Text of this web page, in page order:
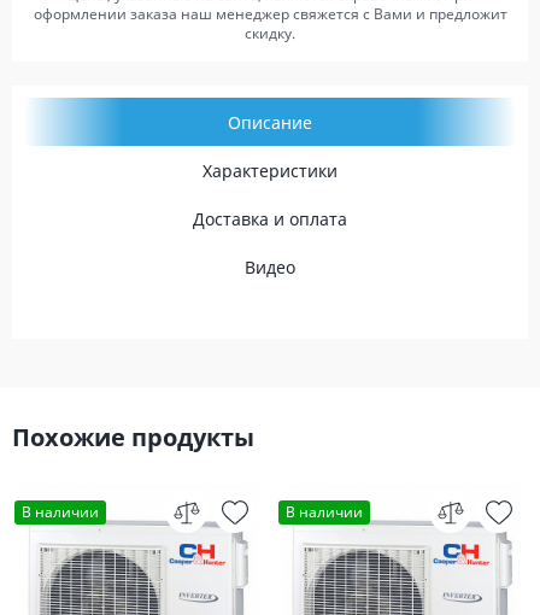
оформлении заказа наш менеджер свяжется с Вами и предложит
скидку.
Описание
Характеристики
Доставка и оплата
Видео
Похожие продукты
В наличии В наличии